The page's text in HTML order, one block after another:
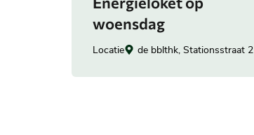
woensdag
Locatie de bblthk, Stationsstraat 2